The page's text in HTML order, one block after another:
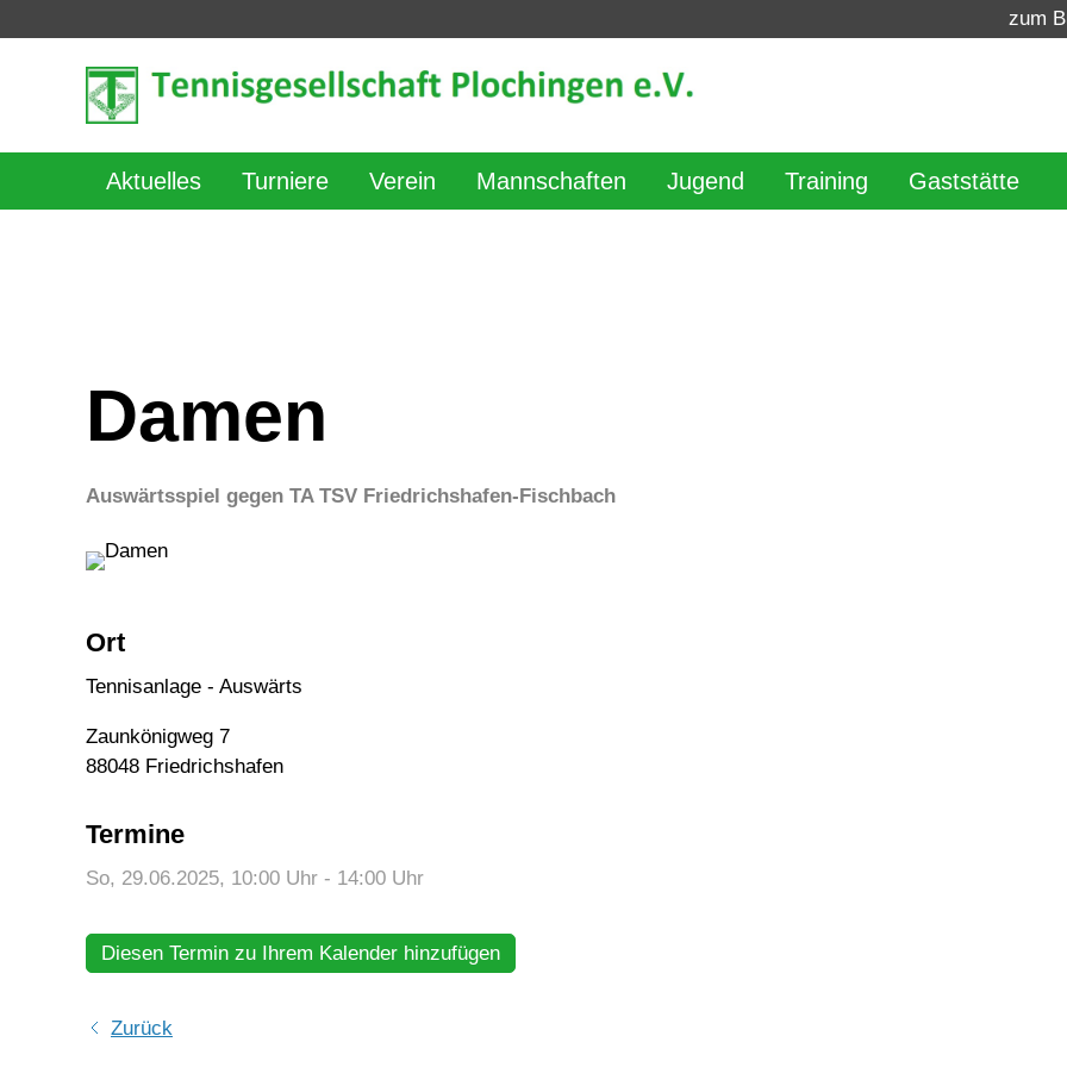
zum
Aktuelles Turniere Verein Mannschaften Jugend Training Gaststätte
Damen
Auswärtsspiel gegen TA TSV Friedrichshafen-Fischbach
Ort
Tennisanlage - Auswärts
Zaunkönigweg 7
88048 Friedrichshafen
Termine
So, 29.06.2025, 10:00 Uhr - 14:00 Uhr
Diesen Termin zu Ihrem Kalender hinzufügen
Zurück